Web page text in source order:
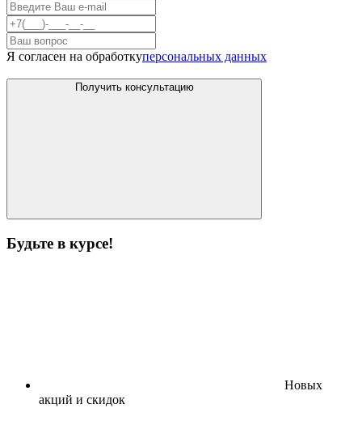
Я согласен на обработкуперсональных данных
Получить консультацию
Будьте в курсе!
Новых
акций и скидок